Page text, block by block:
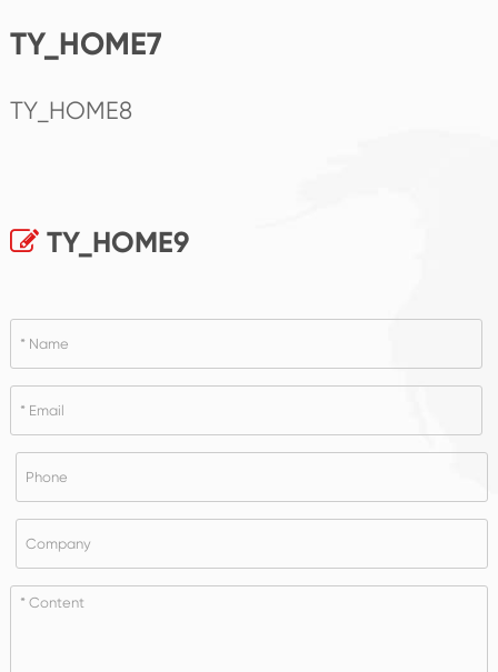
TY_HOME7
TY_HOME8
TY_HOME9